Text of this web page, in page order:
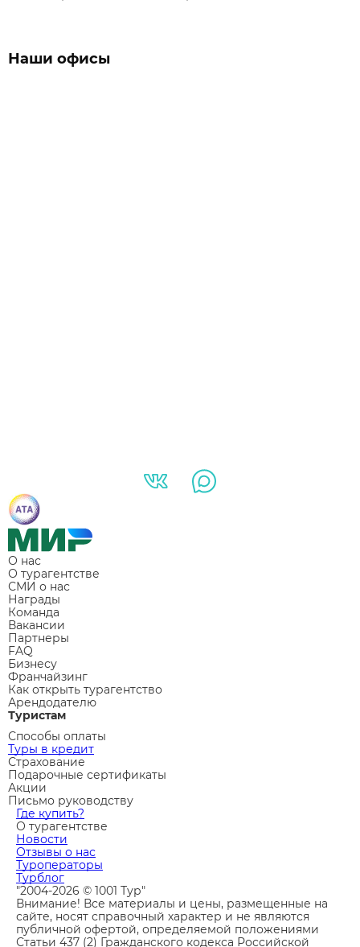
Наши офисы
О нас
О турагентстве
СМИ о нас
Награды
Команда
Вакансии
Партнеры
FAQ
Бизнесу
Франчайзинг
Как открыть турагентство
Арендодателю
Туристам
Способы оплаты
Туры в кредит
Страхование
Подарочные сертификаты
Акции
Письмо руководству
Где купить?
О турагентстве
Новости
Отзывы о нас
Туроператоры
Турблог
"2004-2026 © 1001 Тур"
Внимание! Все материалы и цены, размещенные на
сайте, носят справочный характер и не являются
публичной офертой, определяемой положениями
Статьи 437 (2) Гражданского кодекса Российской